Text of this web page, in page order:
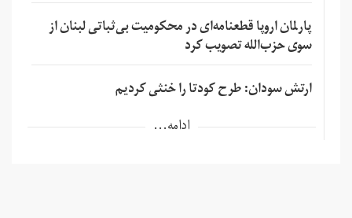
پارلمان اروپا قطعنامه‌ای در محکومیت بی‌ثباتی لبنان از
سوی حزب‌الله تصویب کرد
ارتش سودان: طرح کودتا را خنثی کردیم
ادامه...